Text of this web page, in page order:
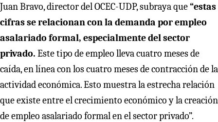
Juan Bravo, director del OCEC-UDP, subraya que“estas
cifras se relacionan con la demanda por empleo
asalariado formal, especialmente del sector
privado. Este tipo de empleo lleva cuatro meses de
caída, en línea con los cuatro meses de contracción de la
actividad económica. Esto muestra la estrecha relación
que existe entre el crecimiento económico y la creación
de empleo asalariado formal en el sector privado”.